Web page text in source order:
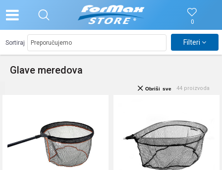
0
Glave meredova
Sortiraj Filteri
44 proizvoda
Obriši sve